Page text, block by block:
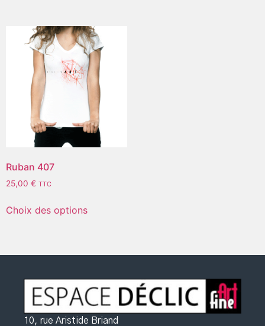
Ruban 407
25,00 € TTC
Choix des options
10, rue Aristide Briand